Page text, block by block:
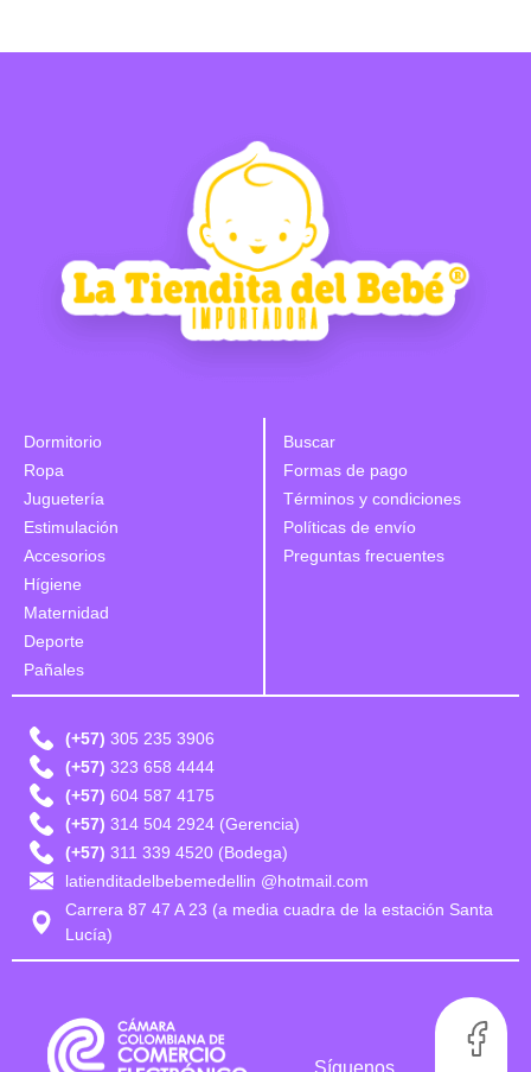
Dormitorio
Ropa
Juguetería
Estimulación
Accesorios
Hígiene
Maternidad
Deporte
Pañales
Buscar
Formas de pago
Términos y condiciones
Políticas de envío
Preguntas frecuentes
(+57) 305 235 3906
(+57) 323 658 4444
(+57) 604 587 4175
(+57) 314 504 2924 (Gerencia)
(+57) 311 339 4520 (Bodega)
latienditadelbebemedellin @hotmail.com
Carrera 87 47 A 23 (a media cuadra de la estación Santa
Lucía)